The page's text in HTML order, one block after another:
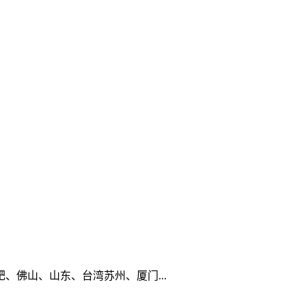
佛山、山东、台湾苏州、厦门...